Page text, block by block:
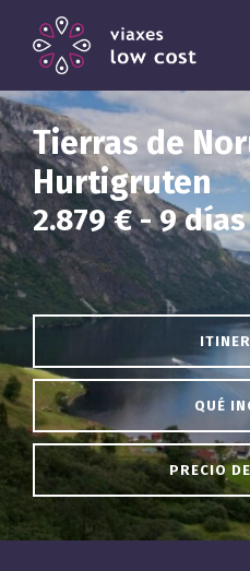
Tierras de
Hurtigruten
2.879 € - 9 días
QUÉ
PRECIO